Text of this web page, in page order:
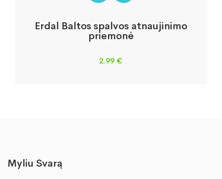
Erdal Baltos spalvos atnaujinimo
priemonė
2.99 €
Myliu Švarą